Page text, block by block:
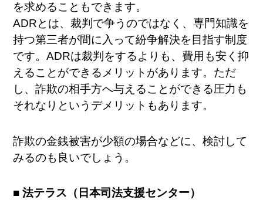
を求めることもできます。
ADRとは、裁判で争うのではなく、専門知識を
持つ第三者が間に入って紛争解決を目指す制度
です。ADRは裁判をするよりも、費用も安く抑
えることができるメリットがあります。ただ
し、詐欺の相手方へ与えることができる圧力も
それなりというデメリットもあります。
詐欺の金銭被害が少額の場合などに、検討して
みるのも良いでしょう。
■ 法テラス（日本司法支援センター）